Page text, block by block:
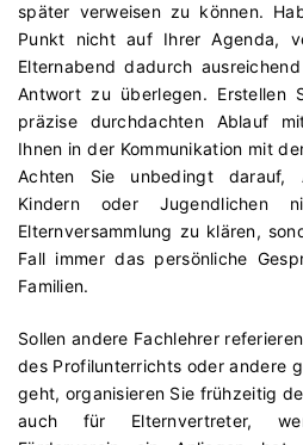
später verweisen zu können.
Punkt nicht auf Ihrer Agenda,
Elternabend dadurch
Antwort zu überlegen. Erstellen
präzise durchdachten Ablauf
Ihnen in der Kommunikation mit
Achten Sie unbedingt darauf,
Kindern oder Jugendlichen
Elternversammlung zu klären,
Fall immer das persönliche
Familien.
Sollen andere Fachlehrer
des Profilunterrichts oder andere
geht, organisieren Sie frühzeitig
auch für Elternvertreter,